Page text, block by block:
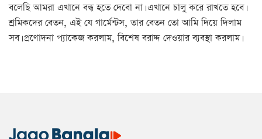
বলেছি আমরা এখানে বন্ধ হতে দেবো না। এখানে চালু করে রাখতে হবে।
শ্রমিকদের বেতন, এই যে গার্মেন্টস, তার বেতন তো আমি দিয়ে দিলাম
সব। প্রণোদনা প্যাকেজ করলাম, বিশেষ বরাদ্দ দেওয়ার ব্যবস্থা করলাম।